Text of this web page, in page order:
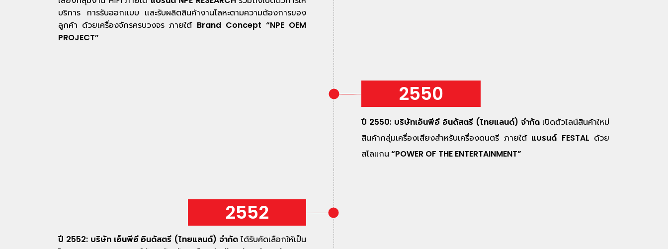
บริการ การรับออกเเบบ เเละรับผลิตสินค้างานโลหะตามความต้องการของ
ลูกค้า ด้วยเครื่องจักรครบวงจร ภายใต้ Brand Concept “NPE OEM
PROJECT”
2550
ปี 2550: บริษัทเอ็นพีอี อินดัสตรี (ไทยแลนด์) จำกัด เปิดตัวไลน์สินค้าใหม่
สินค้ากลุ่มเครื่องเสียงสำหรับเครื่องดนตรี ภายใต้ แบรนด์ FESTAL ด้วย
สโลแกน “POWER OF THE ENTERTAINMENT”
2552
ปี 2552: บริษัท เอ็นพีอี อินดัสตรี (ไทยแลนด์) จำกัด ได้รับคัดเลือกให้เป็น